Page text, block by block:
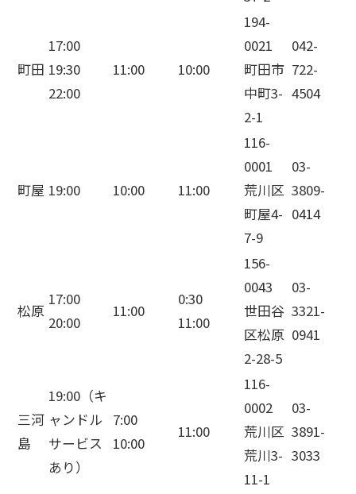
町田
17:00
19:30
22:00
11:00 10:00
194-
0021
町田市
中町3-
2-1
042-
722-
4504
町屋 19:00 10:00 11:00
116-
0001
荒川区
町屋4-
7-9
03-
3809-
0414
松原
17:00
20:00
11:00
0:30
11:00
156-
0043
世田谷
区松原
2-28-5
03-
3321-
0941
三河
島
19:00（キ
ャンドル
サービス
あり）
7:00
10:00
11:00
116-
0002
荒川区
荒川3-
11-1
03-
3891-
3033